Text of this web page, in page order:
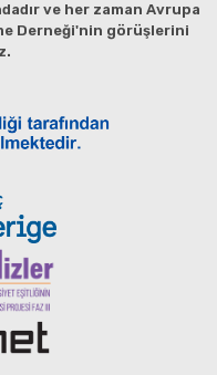
ve her zaman Avrupa
Derneği'nin görüşlerini